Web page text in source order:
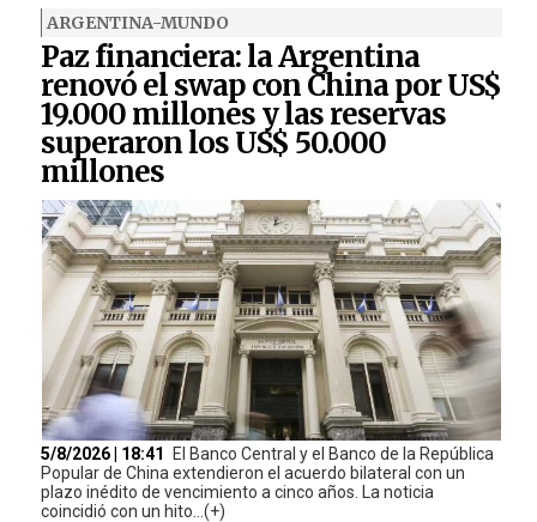
ARGENTINA-MUNDO
Paz financiera: la Argentina
renovó el swap con China por US$
19.000 millones y las reservas
superaron los US$ 50.000
millones
5/8/2026 | 18:41
El Banco Central y el Banco de la República
Popular de China extendieron el acuerdo bilateral con un
plazo inédito de vencimiento a cinco años. La noticia
coincidió con un hito...(+)